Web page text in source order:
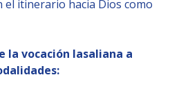
el itinerario hacia Dios como
la vocación lasaliana a